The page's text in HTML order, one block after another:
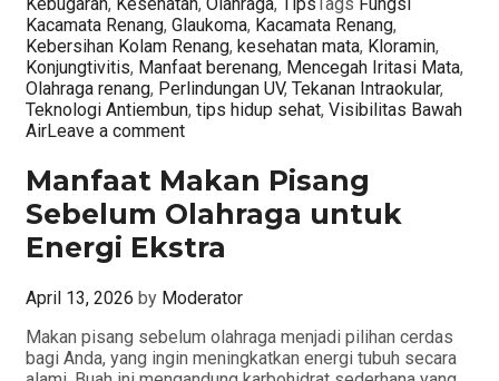
Kacamata Renang, Glaukoma, Kacamata Renang,
Kebersihan Kolam Renang, kesehatan mata, Kloramin,
Konjungtivitis, Manfaat berenang, Mencegah Iritasi Mata,
Olahraga renang, Perlindungan UV, Tekanan Intraokular,
Teknologi Antiembun, tips hidup sehat, Visibilitas Bawah
AirLeave a comment
Manfaat Makan Pisang
Sebelum Olahraga untuk
Energi Ekstra
April 13, 2026 by Moderator
Makan pisang sebelum olahraga menjadi pilihan cerdas
bagi Anda, yang ingin meningkatkan energi tubuh secara